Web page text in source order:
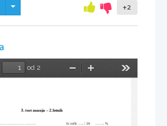
Skrij/prikaži meni +2
od 2
Pomanjšaj
3. test znanja – 2.letnik
št. točk ..... / 24      ........ %